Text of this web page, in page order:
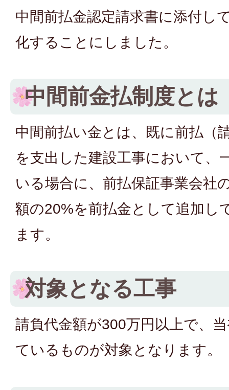
中間前払金認定請求書に添付し
化することにしました。
中間前金払制度とは
中間前払い金とは、既に前払（
を支出した建設工事において、
いる場合に、前払保証事業会社
額の20%を前払金として追加し
ます。
対象となる工事
請負代金額が300万円以上で、
ているものが対象となります。